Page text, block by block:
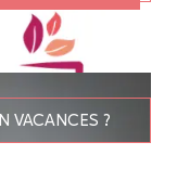
VACANCES ?